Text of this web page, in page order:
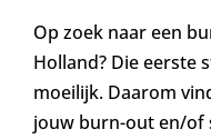
Op zoek naar een
Holland? Die eerste
moeilijk. Daarom
jouw burn-out en/of